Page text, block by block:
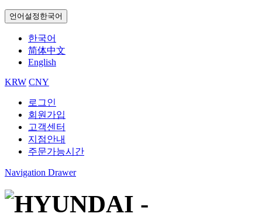
언어설정 한국어
한국어
简体中文
English
KRW CNY
로그인
회원가입
고객센터
지점안내
주문가능시간
Navigation Drawer